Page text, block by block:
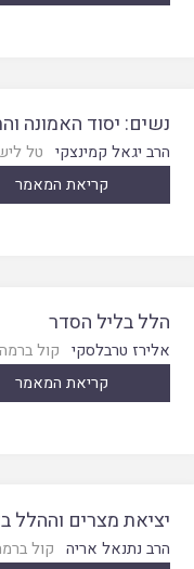
נשים: יסוד האמונה
הרב יגאל קמינצקי טל
קריאת המאמר
הלל בליל הסדר
אלירז טרבלסקי קול
קריאת המאמר
יציאת מצרים וההלל
הרב נתנאל אריה קול